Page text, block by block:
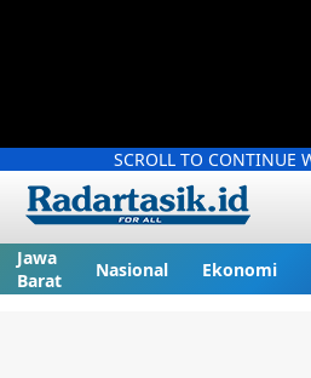
SCROLL TO CONTINUE
Jawa
Barat
Nasional Ekonomi